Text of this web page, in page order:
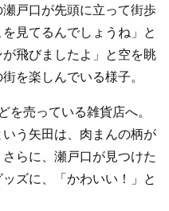
戸口が先頭に立って街歩
見てるんでしょうね」と
飛びましたよ」と空を眺
を楽しんでいる様子。
売っている雑貨店へ。
いう矢田は、肉まんの柄が
らに、瀬戸口が見つけた
ズに、「かわいい！」と